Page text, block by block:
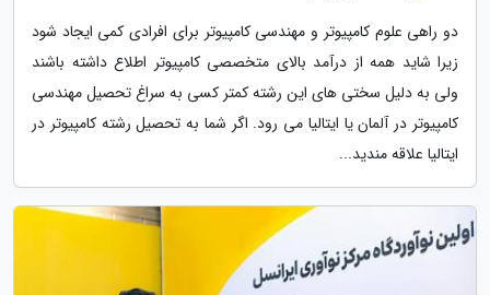
دو راهی علوم کامپیوتر و مهندسی کامپیوتر برای افرادی کمی ایجاد شود
زیرا شاید همه از درآمد بالای متخصصی کامپیوتر اطلاع داشته باشند
ولی به دلیل سختی های این رشته کمتر کسی به سراغ تحصیل مهندسی
کامپیوتر در آلمان یا ایتالیا می رود. اگر شما به تحصیل رشته کامپیوتر در
ایتالیا علاقه مندید...